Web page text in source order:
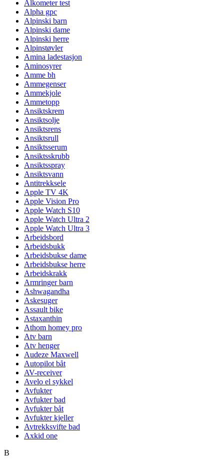
Alkometer test
Alpha gpc
Alpinski barn
Alpinski dame
Alpinski herre
Alpinstøvler
Amina ladestasjon
Aminosyrer
Amme bh
Ammegenser
Ammekjole
Ammetopp
Ansiktskrem
Ansiktsolje
Ansiktsrens
Ansiktsrull
Ansiktsserum
Ansiktsskrubb
Ansiktsspray
Ansiktsvann
Antitrekksele
Apple TV 4K
Apple Vision Pro
Apple Watch S10
Apple Watch Ultra 2
Apple Watch Ultra 3
Arbeidsbord
Arbeidsbukk
Arbeidsbukse dame
Arbeidsbukse herre
Arbeidskrakk
Armringer barn
Ashwagandha
Askesuger
Assault bike
Astaxanthin
Athom homey pro
Atv barn
Atv henger
Audeze Maxwell
Autopilot båt
AV-receiver
Avelo el sykkel
Avfukter
Avfukter bad
Avfukter båt
Avfukter kjeller
Avtrekksvifte bad
Axkid one
B